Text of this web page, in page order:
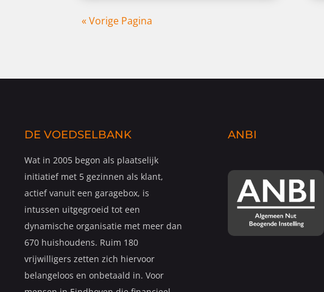
« Vorige Pagina
DE VOEDSELBANK
Wat in 2005 begon als plaatselijk
initiatief met 5 gezinnen als klant,
actief vanuit een garagebox, is
intussen uitgegroeid tot een
dynamische organisatie met meer dan
670 huishoudens. Ruim 180
vrijwilligers zetten zich hiervoor
belangeloos en onbetaald in. Voor
ANBI